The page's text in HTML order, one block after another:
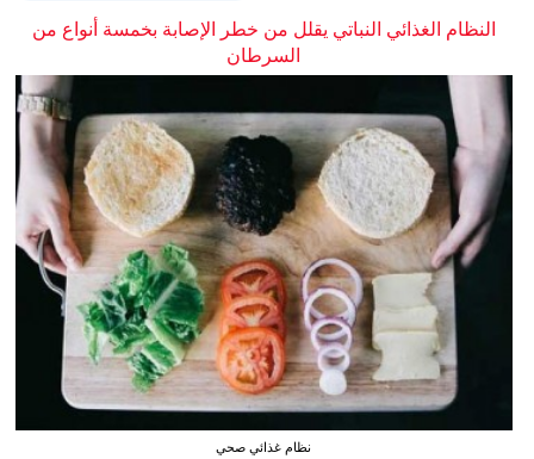
النظام الغذائي النباتي يقلل من خطر الإصابة بخمسة أنواع من
السرطان
نظام غذائي صحي